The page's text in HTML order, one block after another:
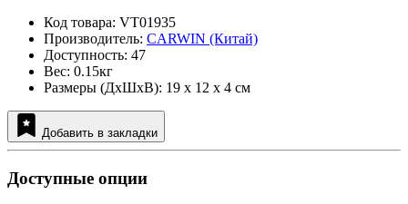
Код товара: VT01935
Производитель: CARWIN (Китай)
Доступность: 47
Вес: 0.15кг
Размеры (ДxШxВ): 19 x 12 x 4 см
Добавить в закладки
Доступные опции